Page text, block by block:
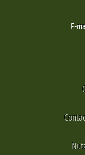
E-